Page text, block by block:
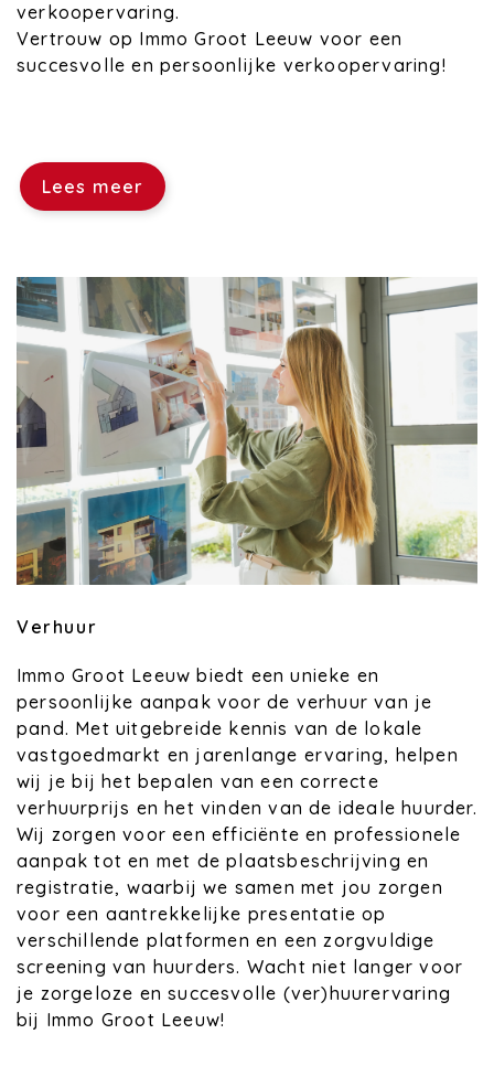
verkoopervaring.
Vertrouw op Immo Groot Leeuw voor een
succesvolle en persoonlijke verkoopervaring!
Lees meer
Verhuur
Immo Groot Leeuw biedt een unieke en
persoonlijke aanpak voor de verhuur van je
pand. Met uitgebreide kennis van de lokale
vastgoedmarkt en jarenlange ervaring, helpen
wij je bij het bepalen van een correcte
verhuurprijs en het vinden van de ideale huurder.
Wij zorgen voor een efficiënte en professionele
aanpak tot en met de plaatsbeschrijving en
registratie, waarbij we samen met jou zorgen
voor een aantrekkelijke presentatie op
verschillende platformen en een zorgvuldige
screening van huurders. Wacht niet langer voor
je zorgeloze en succesvolle (ver)huurervaring
bij Immo Groot Leeuw!